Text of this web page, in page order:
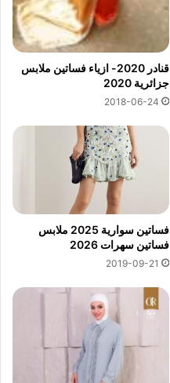
قنادر 2020- ازياء فساتين ملابس
جزائرية 2020
2018-06-24
فساتين سوارية 2025 ملابس
فساتين سهرات 2026
2019-09-21